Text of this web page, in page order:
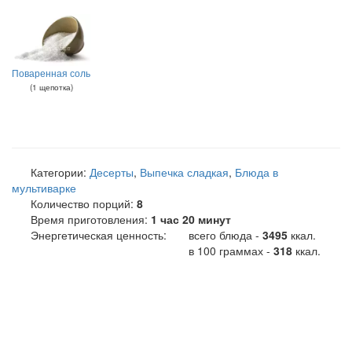
Поваренная соль
(1 щепотка)
Категории: Десерты, Выпечка сладкая, Блюда в
мультиварке
Количество порций: 8
Время приготовления: 1 час 20 минут
Энергетическая ценность:
всего блюда - 3495 ккал.
в 100 граммах - 318 ккал.